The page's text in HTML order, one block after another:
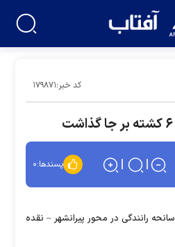
کد خبر:۱۷۹۸۷۱
پسندها:۰
سانحه رانندگی در محور پیرانشهر – نقده